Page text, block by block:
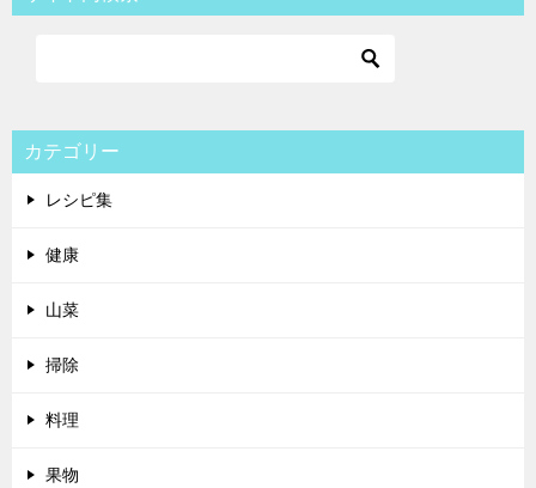
カテゴリー
レシピ集
健康
山菜
掃除
料理
果物